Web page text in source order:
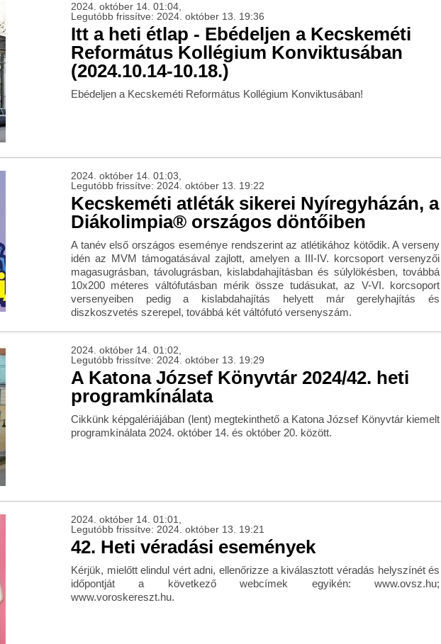
2024. október 14. 01:04,
Legutóbb frissítve: 2024. október 13. 19:36
Itt a heti étlap - Ebédeljen a Kecskeméti
Református Kollégium Konviktusában
(2024.10.14-10.18.)
Ebédeljen a Kecskeméti Református Kollégium Konviktusában!
2024. október 14. 01:03,
Legutóbb frissítve: 2024. október 13. 19:22
Kecskeméti atléták sikerei Nyíregyházán, a
Diákolimpia® országos döntőiben
A tanév első országos eseménye rendszerint az atlétikához kötődik. A verseny
idén az MVM támogatásával zajlott, amelyen a III-IV. korcsoport versenyzői
magasugrásban, távolugrásban, kislabdahajításban és súlylökésben, továbbá
10x200 méteres váltófutásban mérik össze tudásukat, az V-VI. korcsoport
versenyeiben pedig a kislabdahajítás helyett már gerelyhajítás és
diszkoszvetés szerepel, továbbá két váltófutó versenyszám.
2024. október 14. 01:02,
Legutóbb frissítve: 2024. október 13. 19:29
A Katona József Könyvtár 2024/42. heti
programkínálata
Cikkünk képgalériájában (lent) megtekinthető a Katona József Könyvtár kiemelt
programkínálata 2024. október 14. és október 20. között.
2024. október 14. 01:01,
Legutóbb frissítve: 2024. október 13. 19:21
42. Heti véradási események
Kérjük, mielőtt elindul vért adni, ellenőrizze a kiválasztott véradás helyszínét és
időpontját a következő webcímek egyikén: www.ovsz.hu;
www.voroskereszt.hu.